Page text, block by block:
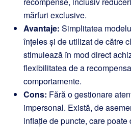
mărfuri exclusive.
Avantaje: Simplitatea
înțeles și de utilizat de către
stimulează în mod direct
flexibilitatea de a
comportamente.
Cons: Fără o gestionare
impersonal. Există, de
inflație de puncte, care